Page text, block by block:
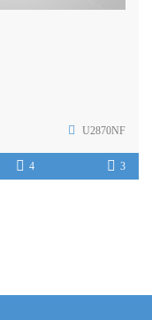
U2870NF
4 3